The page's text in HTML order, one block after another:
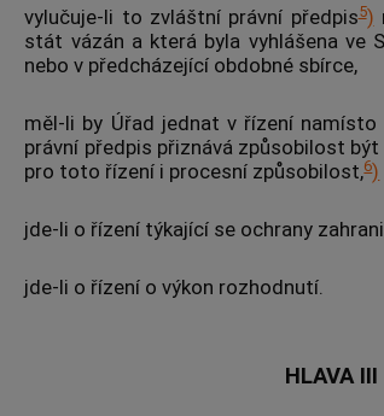
vylučuje-li to zvláštní právní předpis5)
stát vázán a která byla vyhlášena ve
nebo v předcházející obdobné sbírce,
měl-li by Úřad jednat v řízení
právní předpis přiznává způsobilost
pro toto řízení i procesní způsobilost,6)
jde-li o řízení týkající se ochrany
jde-li o řízení o výkon rozhodnutí.
HLAVA III